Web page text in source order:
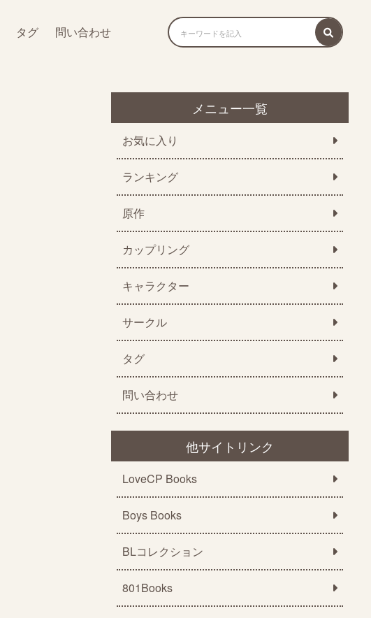
タグ 問い合わせ
メニュー一覧
お気に入り
ランキング
原作
カップリング
キャラクター
サークル
タグ
問い合わせ
他サイトリンク
LoveCP Books
Boys Books
BLコレクション
801Books